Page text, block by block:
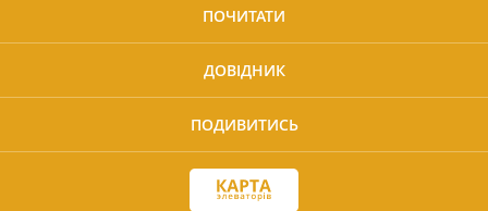
ПОЧИТАТИ
ДОВІДНИК
ПОДИВИТИСЬ